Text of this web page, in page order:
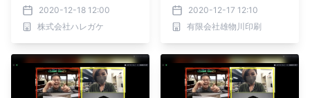
ントに「オンライン謎解き
ゲーム」！「飲む」ではな
く「遊ぶ」がポイント
2020-12-18 12:00
株式会社ハレガケ
只中の二児のパパが考案し
た抗菌でエコなウィズコロ
ナ時代の知育玩具★
2020-12-17 12:10
有限会社雄物川印刷